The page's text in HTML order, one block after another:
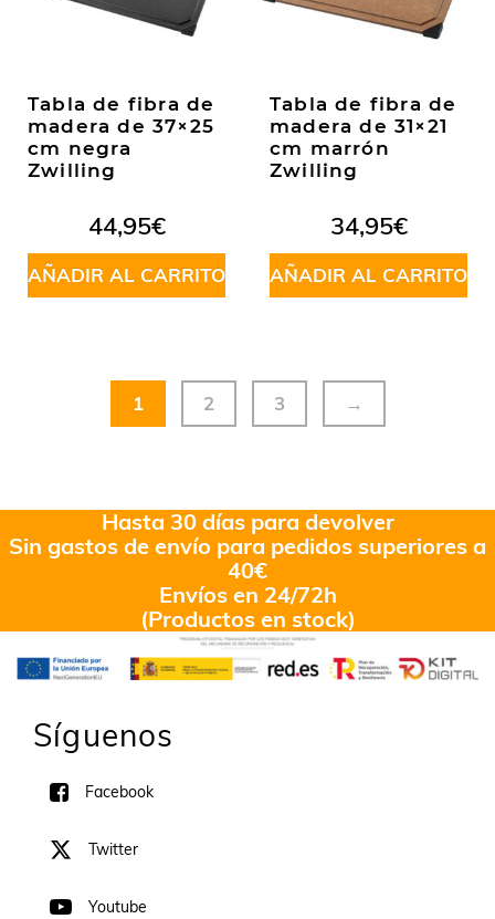
Tabla de fibra de
madera de 37×25
cm negra
Zwilling
44,95€
AÑADIR AL CARRITO
Tabla de fibra de
madera de 31×21
cm marrón
Zwilling
34,95€
AÑADIR AL CARRITO
1 2 3 →
Hasta 30 días para devolver
Sin gastos de envío para pedidos superiores a
40€
Envíos en 24/72h
(Productos en stock)
Síguenos
Facebook
Twitter
Youtube